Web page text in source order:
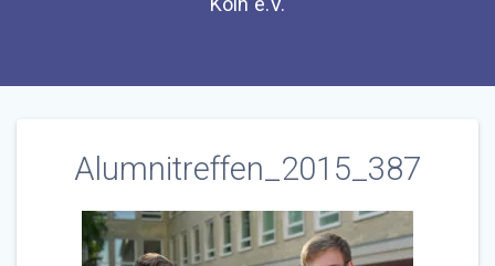
Alumnitreffen_2015_387